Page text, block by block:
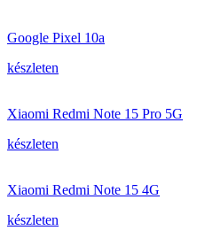
Google Pixel 10a
készleten
Xiaomi Redmi Note 15 Pro 5G
készleten
Xiaomi Redmi Note 15 4G
készleten